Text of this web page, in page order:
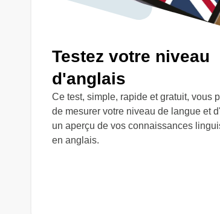
Testez votre niveau
d'anglais
Ce test, simple, rapide et gratuit, vous
de mesurer votre niveau de langue et
un aperçu de vos connaissances
en anglais.